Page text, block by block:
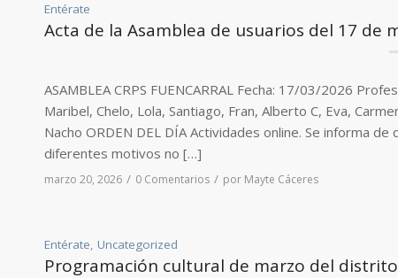
Entérate
Acta de la Asamblea de usuarios del 17 de
ASAMBLEA CRPS FUENCARRAL Fecha: 17/03/2026
Maribel, Chelo, Lola, Santiago, Fran, Alberto C, Eva,
Nacho ORDEN DEL DÍA Actividades online. Se informa
diferentes motivos no […]
marzo 20, 2026 / 0 Comentarios / por Mayte Cáceres
Entérate Uncategorized
Programación cultural de marzo del